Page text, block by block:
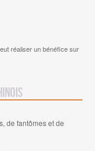
réaliser un bénéfice sur
de fantômes et de